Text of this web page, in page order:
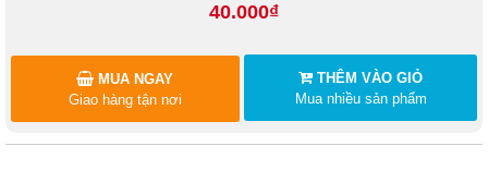
40.000₫
THÊM VÀO GIỎ
Mua nhiều sản phẩm
MUA NGAY
Giao hàng tận nơi